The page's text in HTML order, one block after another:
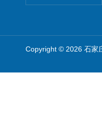
Copyright © 2026 石家